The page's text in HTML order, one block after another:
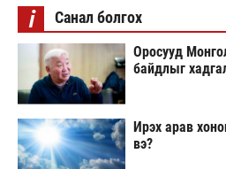
i Санал болгох
Оросууд
байдлыг
Ирэх арав
вэ?